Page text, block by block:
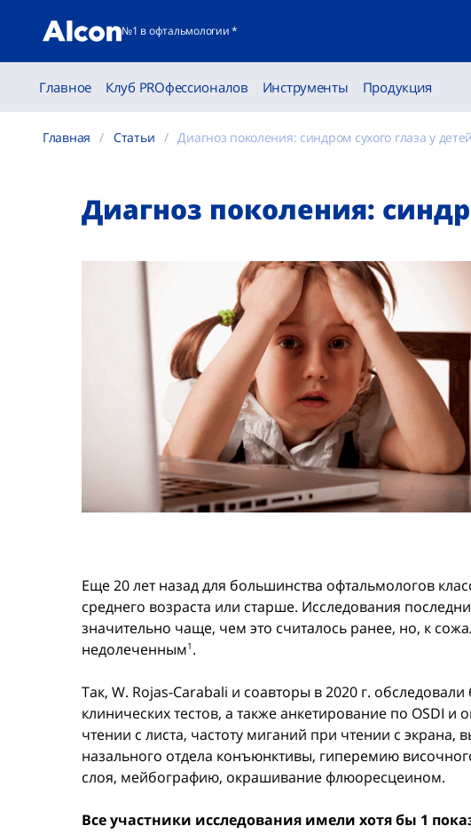
№1 в офтальмологии *
Главное Клуб PROфессионалов Инструменты Продукция
Главная Статьи Диагноз поколения: синдром сухого глаза у
Диагноз поколения:
Еще 20 лет назад для большинства офтальмологов
среднего возраста или старше. Исследования
значительно чаще, чем это считалось ранее, но, к
недолеченным1 .
Так, W. Rojas-Carabali и соавторы в 2020 г.
клинических тестов, а также анкетирование по OSDI
чтении с листа, частоту миганий при чтении с
назального отдела конъюнктивы, гиперемию
слоя, мейбографию, окрашивание флюоресцеином.
Все участники исследования имели хотя бы 1